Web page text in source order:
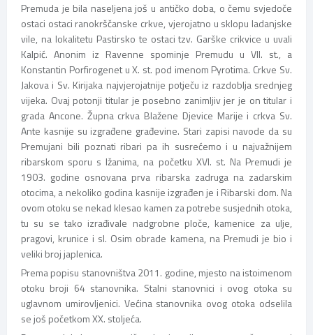
Premuda je bila naseljena još u antičko doba, o čemu svjedoče
ostaci ostaci ranokrščanske crkve, vjerojatno u sklopu ladanjske
vile, na lokalitetu Pastirsko te ostaci tzv. Garške crikvice u uvali
Kalpić. Anonim iz Ravenne spominje Premudu u VII. st., a
Konstantin Porfirogenet u X. st. pod imenom Pyrotima. Crkve Sv.
Jakova i Sv. Kirijaka najvjerojatnije potječu iz razdoblja srednjeg
vijeka. Ovaj potonji titular je posebno zanimljiv jer je on titular i
grada Ancone. Župna crkva Blažene Djevice Marije i crkva Sv.
Ante kasnije su izgrađene građevine. Stari zapisi navode da su
Premujani bili poznati ribari pa ih susrećemo i u najvažnijem
ribarskom sporu s Ižanima, na početku XVI. st. Na Premudi je
1903. godine osnovana prva ribarska zadruga na zadarskim
otocima, a nekoliko godina kasnije izgrađen je i Ribarski dom. Na
ovom otoku se nekad klesao kamen za potrebe susjednih otoka,
tu su se tako izrađivale nadgrobne ploče, kamenice za ulje,
pragovi, krunice i sl. Osim obrade kamena, na Premudi je bio i
veliki broj japlenica.
Prema popisu stanovništva 2011. godine, mjesto na istoimenom
otoku broji 64 stanovnika. Stalni stanovnici i ovog otoka su
uglavnom umirovljenici. Većina stanovnika ovog otoka odselila
se još početkom XX. stoljeća.